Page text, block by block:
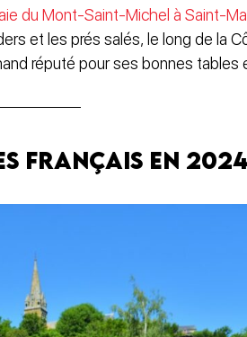
du Mont-Saint-Michel à Saint-
et les prés salés, le long de la
réputé pour ses bonnes tables
Français en 2024